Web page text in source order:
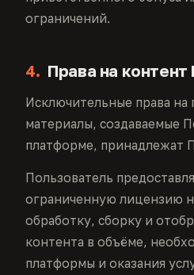
ограничений.
4. Права на контент
Исключительные права на
материалы, создаваемые
платформе, принадлежат
Пользователь
ограниченную лицензию
обработку, сборку и
контента в объёме,
платформы и оказания